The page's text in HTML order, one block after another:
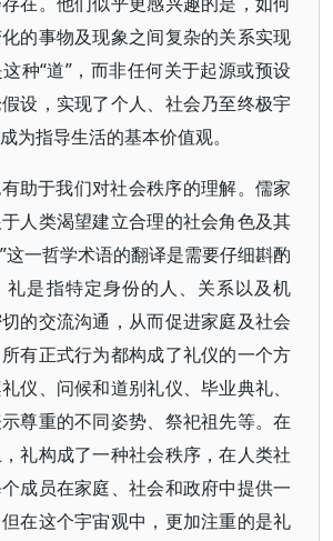
的事物及现象之间复杂的关系实现
种“道”，而非任何关于起源或预设
设，实现了个人、社会乃至终极宇
为指导生活的基本价值观。
助于我们对社会秩序的理解。儒家
人类渴望建立合理的社会角色及其
这一哲学术语的翻译是需要仔细斟酌
礼是指特定身份的人、关系以及机
的交流沟通，从而促进家庭及社会
有正式行为都构成了礼仪的一个方
仪、问候和道别礼仪、毕业典礼、
尊重的不同姿势、祭祀祖先等。在
礼构成了一种社会秩序，在人类社
成员在家庭、社会和政府中提供一
在这个宇宙观中，更加注重的是礼